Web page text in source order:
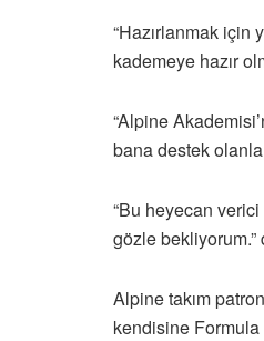
“Hazırlanmak için
kademeye hazır
“Alpine
bana destek
“Bu heyecan
gözle bekliyorum.”
Alpine takım
kendisine Formula